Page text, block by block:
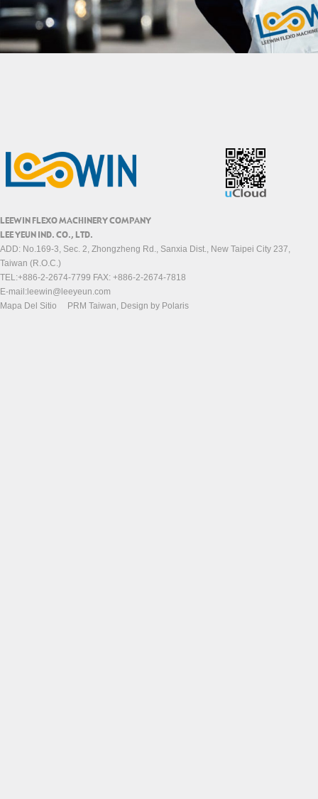
LEEWIN FLEXO MACHINERY COMPANY
LEE YEUN IND. CO., LTD.
ADD: No.169-3, Sec. 2, Zhongzheng Rd., Sanxia Dist., New Taipei City 237,
Taiwan (R.O.C.)
TEL:+886-2-2674-7799 FAX: +886-2-2674-7818
E-mail: leewin@leeyeun.com
Mapa Del Sitio
PRM Taiwan, Design by Polaris